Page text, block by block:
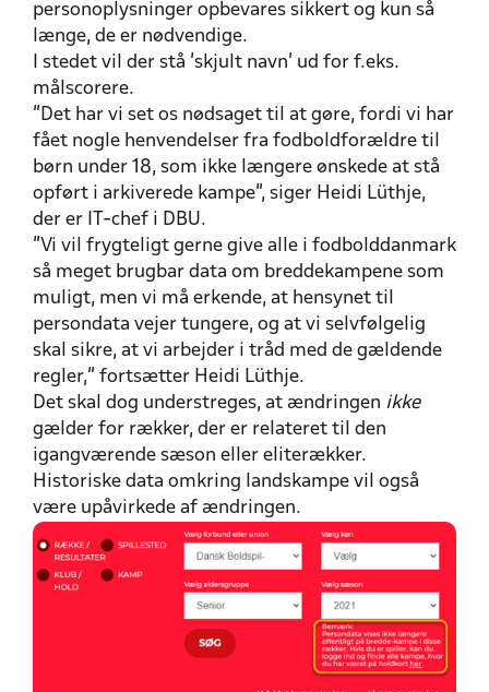
personoplysninger opbevares sikkert og kun så
længe, de er nødvendige.
I stedet vil der stå ’skjult navn’ ud for f.eks.
målscorere.
”Det har vi set os nødsaget til at gøre, fordi vi har
fået nogle henvendelser fra fodboldforældre til
børn under 18, som ikke længere ønskede at stå
opført i arkiverede kampe”, siger Heidi Lüthje,
der er IT-chef i DBU.
”Vi vil frygteligt gerne give alle i fodbolddanmark
så meget brugbar data om breddekampene som
muligt, men vi må erkende, at hensynet til
persondata vejer tungere, og at vi selvfølgelig
skal sikre, at vi arbejder i tråd med de gældende
regler,” fortsætter Heidi Lüthje.
Det skal dog understreges, at ændringen ikke
gælder for rækker, der er relateret til den
igangværende sæson eller eliterækker.
Historiske data omkring landskampe vil også
være upåvirkede af ændringen.